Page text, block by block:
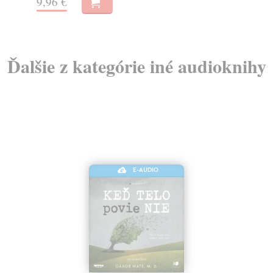
Ďalšie z kategórie iné audioknihy
E-AUDIO